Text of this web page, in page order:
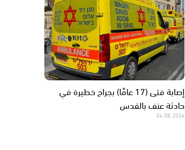
إصابة فتى (17 عامًا) بجراح خطيرة في
حادثة عنف بالقدس
06.08.2026